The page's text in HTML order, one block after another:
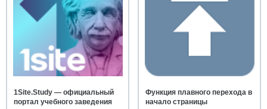
1Site.Study — официальный
портал учебного заведения
Функция плавного перехода в
начало страницы